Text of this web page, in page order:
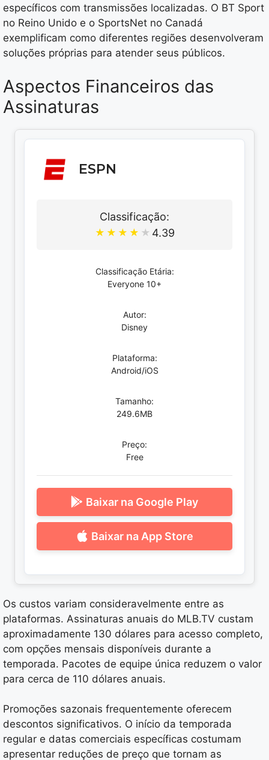
específicos com transmissões localizadas. O BT Sport
no Reino Unido e o SportsNet no Canadá
exemplificam como diferentes regiões desenvolveram
soluções próprias para atender seus públicos.
Aspectos Financeiros das
Assinaturas
ESPN
Classificação:
★ ★ ★ ★ ★ 4.39
Classificação Etária:
Everyone 10+
Autor:
Disney
Plataforma:
Android/iOS
Tamanho:
249.6MB
Preço:
Free
Baixar na Google Play
Baixar na App Store
Os custos variam consideravelmente entre as
plataformas. Assinaturas anuais do MLB.TV custam
aproximadamente 130 dólares para acesso completo,
com opções mensais disponíveis durante a
temporada. Pacotes de equipe única reduzem o valor
para cerca de 110 dólares anuais.
Promoções sazonais frequentemente oferecem
descontos significativos. O início da temporada
regular e datas comerciais específicas costumam
apresentar reduções de preço que tornam as